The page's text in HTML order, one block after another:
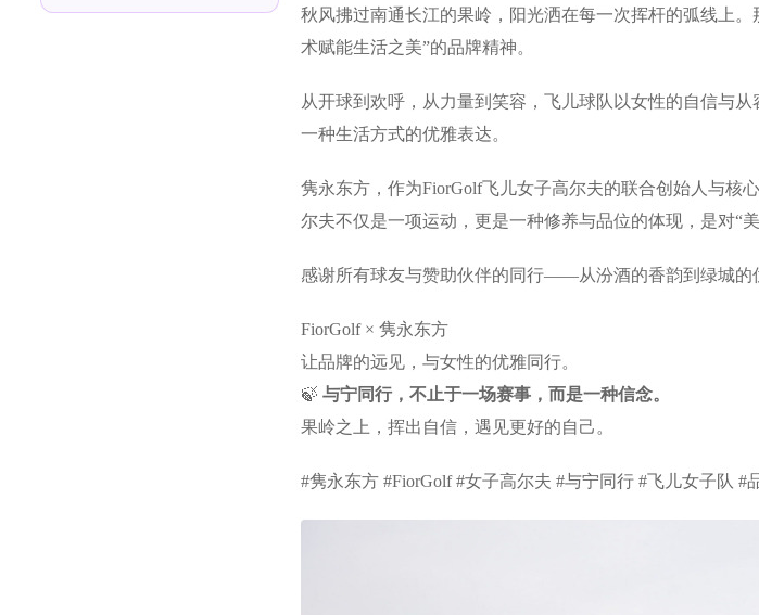
秋风拂过南通长江的果岭，阳光洒在每一次挥杆的弧线上
术赋能生活之美”的品牌精神。
从开球到欢呼，从力量到笑容，飞儿球队以女性的自信与
一种生活方式的优雅表达。
隽永东方，作为FiorGolf飞儿女子高尔夫的联合创始人与核
尔夫不仅是一项运动，更是一种修养与品位的体现，是对“
感谢所有球友与赞助伙伴的同行——从汾酒的香韵到绿城的
FiorGolf × 隽永东方
让品牌的远见，与女性的优雅同行。
🍃 与宁同行，不止于一场赛事，而是一种信念。
果岭之上，挥出自信，遇见更好的自己。
#隽永东方 #FiorGolf #女子高尔夫 #与宁同行 #飞儿女子队 #